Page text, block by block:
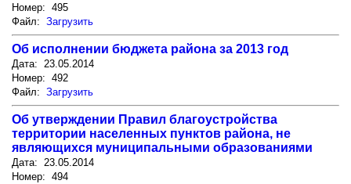
Номер: 495
Файл: Загрузить
Об исполнении бюджета района за 2013 год
Дата: 23.05.2014
Номер: 492
Файл: Загрузить
Об утверждении Правил благоустройства
территории населенных пунктов района, не
являющихся муниципальными образованиями
Дата: 23.05.2014
Номер: 494